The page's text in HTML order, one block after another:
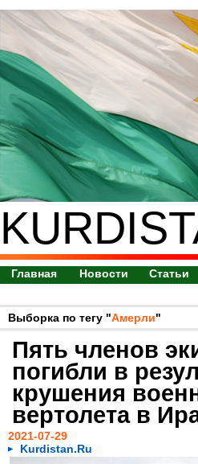
Главная Новости Статьи
Выборка по тегу "Амерли"
Пять членов
погибли в
крушения
вертолета в
2021-07-29
Kurdistan.Ru